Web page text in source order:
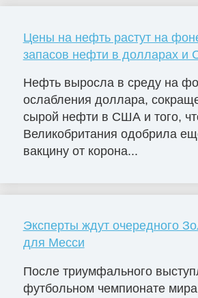
Цены на нефть растут на
запасов нефти в долларах и
Нефть выросла в среду на
ослабления доллара,
сырой нефти в США и того,
Великобритания одобрила
вакцину от корона...
Эксперты ждут очередного
для Месси
После триумфального
футбольном чемпионате